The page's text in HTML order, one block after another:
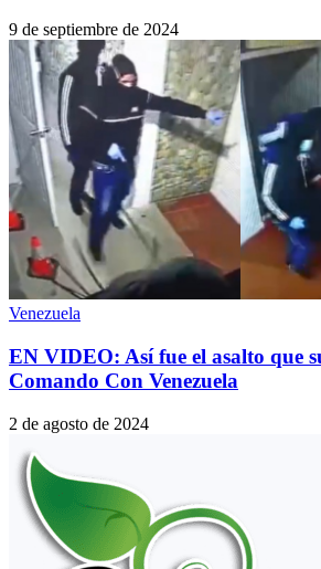
9 de septiembre de 2024
Venezuela
EN VIDEO: Así fue el asalto que
Comando Con Venezuela
2 de agosto de 2024